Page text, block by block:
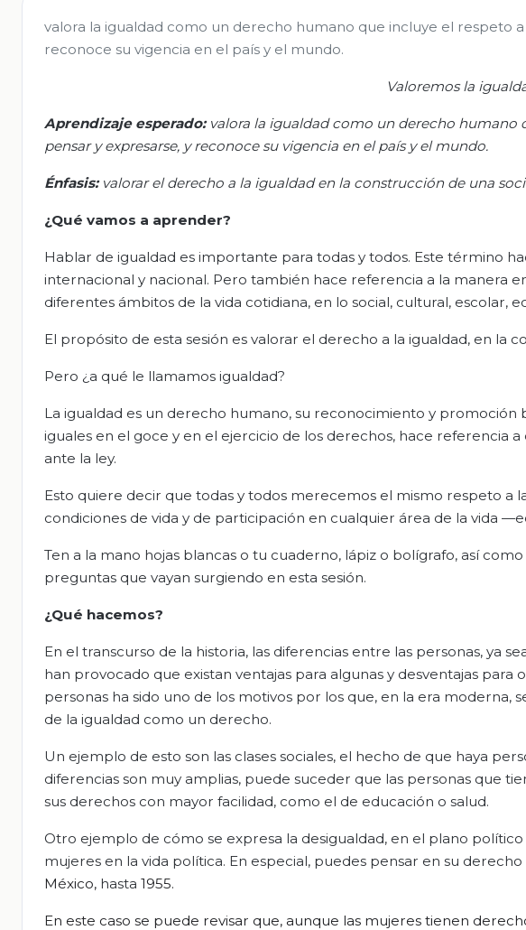
valora la igualdad como un derecho humano que incluye el respeto
reconoce su vigencia en el país y el mundo.
Valoremos la
Aprendizaje esperado: valora la igualdad como un derecho humano
pensar y expresarse, y reconoce su vigencia en el país y el mundo.
Énfasis: valorar el derecho a la igualdad en la construcción de una
¿Qué vamos a aprender?
Hablar de igualdad es importante para todas y todos. Este término
internacional y nacional. Pero también hace referencia a la manera
diferentes ámbitos de la vida cotidiana, en lo social, cultural, escolar,
El propósito de esta sesión es valorar el derecho a la igualdad, en la
Pero ¿a qué le llamamos igualdad?
La igualdad es un derecho humano, su reconocimiento y promoción
iguales en el goce y en el ejercicio de los derechos, hace referencia
ante la ley.
Esto quiere decir que todas y todos merecemos el mismo respeto a
condiciones de vida y de participación en cualquier área de la vida
Ten a la mano hojas blancas o tu cuaderno, lápiz o bolígrafo, así
preguntas que vayan surgiendo en esta sesión.
¿Qué hacemos?
En el transcurso de la historia, las diferencias entre las personas, ya
han provocado que existan ventajas para algunas y desventajas para
personas ha sido uno de los motivos por los que, en la era
de la igualdad como un derecho.
Un ejemplo de esto son las clases sociales, el hecho de que haya
diferencias son muy amplias, puede suceder que las personas que
sus derechos con mayor facilidad, como el de educación o salud.
Otro ejemplo de cómo se expresa la desigualdad, en el plano
mujeres en la vida política. En especial, puedes pensar en su
México, hasta 1955.
En este caso se puede revisar que, aunque las mujeres tienen